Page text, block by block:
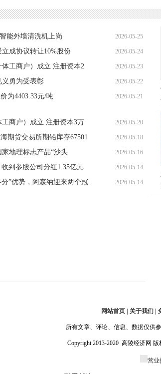
能外墙清洗机上岗 2026-05-25
09:34:07
成协议转让10%股份 2026-05-24
16:03:56
工商户）成立 注册资本2
2026-05-23
11:54:39
勇为受表彰 2026-05-22
17:22:16
为4403.33元/吨 2026-05-21
商户）成立 注册资本3万
2026-05-20
10:02:11
期货交易所期铅库存67501
2026-05-18
16:09:38
地理标志产品“沙头
2026-05-16
15:33:31
到参股公司分红1.35亿元 2026-05-14
20:03:21
”优势，阿森纳迎来两个冠
2026-05-14
网站首页 | 关于我们 |
所有文章、评论、信息、数据仅供
Copyright 2013-2020 高陵经济网 版
营业